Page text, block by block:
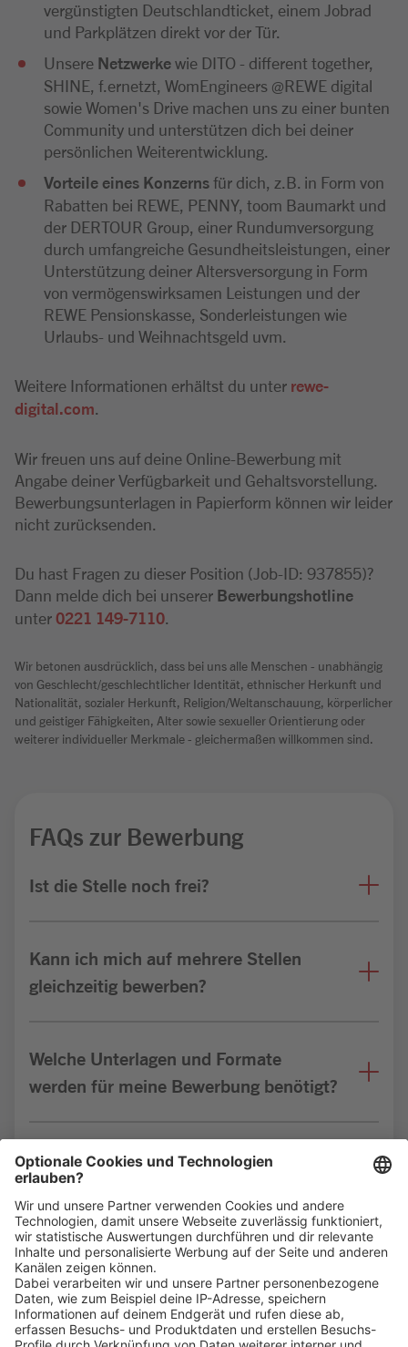
vergünstigten Deutschlandticket, einem Jobrad
und Parkplätzen direkt vor der Tür.
Unsere Netzwerkewie DITO - different together,
SHINE, f.ernetzt, WomEngineers @REWE digital
sowie Women's Drive machen uns zu einer bunten
Community und unterstützen dich bei deiner
persönlichen Weiterentwicklung.
Vorteile eines Konzernsfür dich, z.B. in Form von
Rabatten bei REWE, PENNY, toom Baumarkt und
der DERTOUR Group, einer Rundumversorgung
durch umfangreiche Gesundheitsleistungen, einer
Unterstützung deiner Altersversorgung in Form
von vermögenswirksamen Leistungen und der
REWE Pensionskasse, Sonderleistungen wie
Urlaubs- und Weihnachtsgeld uvm.
Weitere Informationen erhältst du unter rewe-
digital.com
Wir freuen uns auf deine Online-Bewerbung mit
Angabe deiner Verfügbarkeit und Gehaltsvorstellung.
Bewerbungsunterlagen in Papierform können wir leider
nicht zurücksenden.
Du hast Fragen zu dieser Position (Job-ID: 937855)?
Dann melde dich bei unserer Bewerbungshotline
unter0221 149-7110
Wir betonen ausdrücklich, dass bei uns alle Menschen - unabhängig
von Geschlecht/geschlechtlicher Identität, ethnischer Herkunft und
Nationalität, sozialer Herkunft, Religion/Weltanschauung, körperlicher
und geistiger Fähigkeiten, Alter sowie sexueller Orientierung oder
weiterer individueller Merkmale - gleichermaßen willkommen sind.
FAQs zur Bewerbung
Ist die Stelle noch frei?
Kann ich mich auf mehrere Stellen
gleichzeitig bewerben?
Welche Unterlagen und Formate
werden für meine Bewerbung benötigt?
Bin ich für die Stelle geeignet?